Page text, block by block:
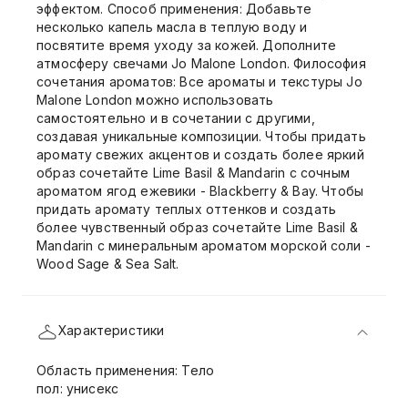
эффектом. Способ применения: Добавьте
несколько капель масла в теплую воду и
посвятите время уходу за кожей. Дополните
атмосферу свечами Jo Malone London. Философия
сочетания ароматов: Все ароматы и текстуры Jo
Malone London можно использовать
самостоятельно и в сочетании с другими,
создавая уникальные композиции. Чтобы придать
аромату свежих акцентов и создать более яркий
образ сочетайте Lime Basil & Mandarin с сочным
ароматом ягод ежевики - Blackberry & Bay. Чтобы
придать аромату теплых оттенков и создать
более чувственный образ сочетайте Lime Basil &
Mandarin с минеральным ароматом морской соли -
Wood Sage & Sea Salt.
Характеристики
Область применения: Тело
пол: унисекс